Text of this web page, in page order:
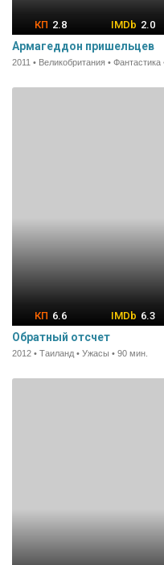
2.8 2.0
Армагеддон пришельцев
6.6 6.3
Обратный отсчет
2012 • Таиланд • Ужасы • 90 мин.